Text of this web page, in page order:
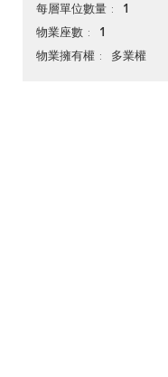
每層單位數量 1
物業座數 1
物業擁有權 多業權